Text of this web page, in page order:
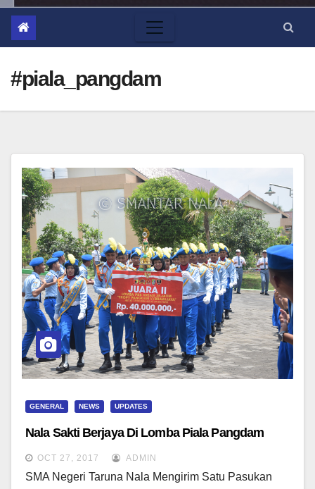
#piala_pangdam
GENERAL NEWS UPDATES
Nala Sakti Berjaya Di Lomba Piala Pangdam
OCT 27, 2017 ADMIN
SMA Negeri Taruna Nala Mengirim Satu Pasukan